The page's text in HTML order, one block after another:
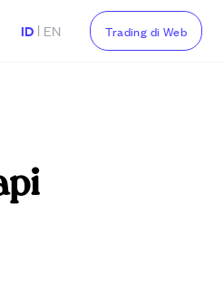
ID | EN Trading di Web